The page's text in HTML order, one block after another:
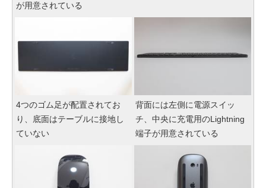
が用意されている
4つのゴム足が配置されてお
り、底面はテーブルに接地し
ていない
背面には左側に電源スイッ
チ、中央に充電用のLightning
端子が用意されている